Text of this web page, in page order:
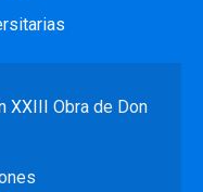
Obra de Don